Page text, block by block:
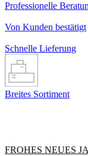
Professionelle
Von Kunden bestätigt
Schnelle Lieferung
Breites Sortiment
FROHES NEUES